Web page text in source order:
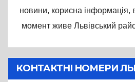
новини, корисна інформація,
момент живе Львівський
КОНТАКТНІ НОМЕРИ